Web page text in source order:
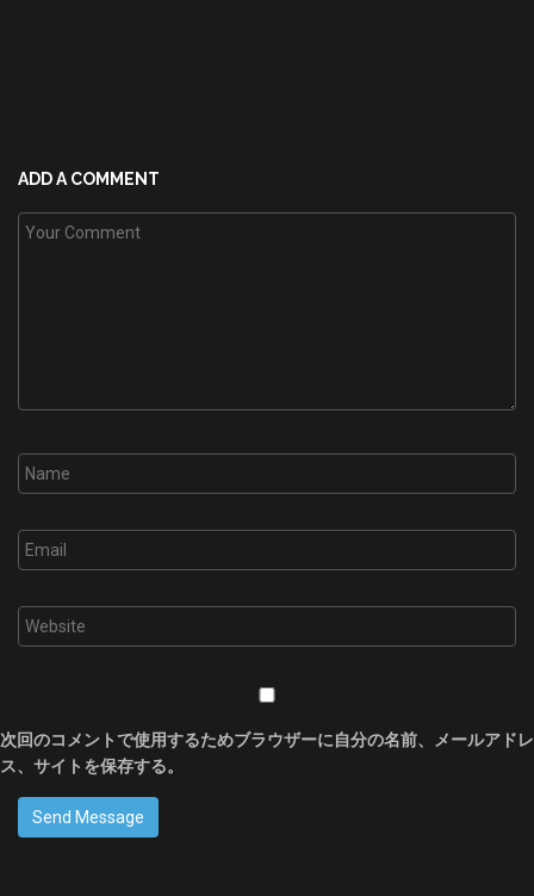
ADD A COMMENT
次回のコメントで使用するためブラウザーに自分の名前、メールアドレ
ス、サイトを保存する。